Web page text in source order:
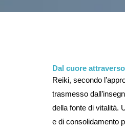
Dal cuore
Reiki, secondo
trasmesso
della fonte di vitalità.
e di consolidamento